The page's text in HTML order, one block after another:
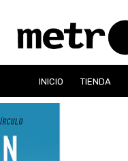
INICIO TIENDA